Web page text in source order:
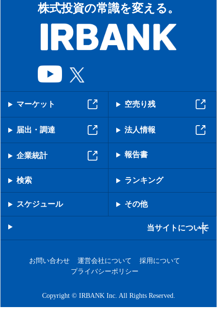
株式投資の常識を変える。
マーケット 空売り残
届出・調達 法人情報
企業統計 報告書
検索 ランキング
スケジュール その他
当サイトについて
お問い合わせ 運営会社について
採用について
プライバシーポリシー
Copyright © IRBANK Inc. All Rights Reserved.